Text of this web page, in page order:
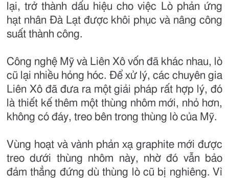
lại, trở thành dấu hiệu cho việc Lò phản ứng
hạt nhân Đà Lạt được khôi phục và nâng công
suất thành công.
Công nghệ Mỹ và Liên Xô vốn đã khác nhau, lò
cũ lại nhiều hỏng hóc. Để xử lý, các chuyên gia
Liên Xô đã đưa ra một giải pháp rất hợp lý, đó
là thiết kế thêm một thùng nhôm mới, nhỏ hơn,
không có đáy, treo bên trong thùng lò của Mỹ.
Vùng hoạt và vành phản xạ graphite mới được
treo dưới thùng nhôm này, nhờ đó vẫn bảo
đảm thẳng đứng dù thùng lò cũ bị nghiêng. Vì